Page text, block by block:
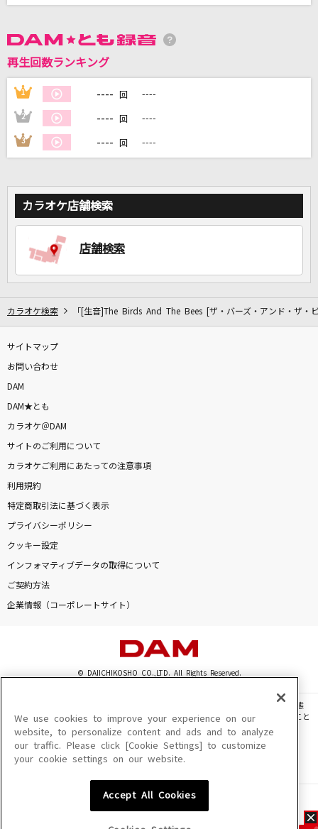
家族や友達と一緒に！練習にも！
再生回数ランキング
1 ---- 回 ----
2 ---- 回 ----
3 ---- 回 ----
カラオケ店舗検索
店舗検索
カラオケ検索 「[生音]The Birds And The Bees [ザ・バーズ・アンド・ザ・
サイトマップ
お問い合わせ
DAM
DAM★とも
カラオケ＠DAM
サイトのご利用について
カラオケご利用にあたっての注意事項
利用規約
特定商取引法に基づく表示
プライバシーポリシー
クッキー設定
インフォマティブデータの取得について
ご契約方法
企業情報（コーポレートサイト）
© DAIICHIKOSHO CO.,LTD. All Rights Reserved.
このサイトに掲載されている一切の文章・画像・写真・動画・音声等を、手段や形態
を問わず、著作権法の定める範囲を超えて無断で複製、転載、ファイル化などすること
を禁じます。
楽曲及びコンテンツは、機種によりご利用いただけない場合があります。
楽曲及びコンテンツの配信日、配信内容が変更になる場合があります。
We use cookies to improve your experience on our
website, to personalize content and ads and to analyze
our traffic. Please click [Cookie Settings] to customize
your cookie settings on our website.
Accept All Cookies